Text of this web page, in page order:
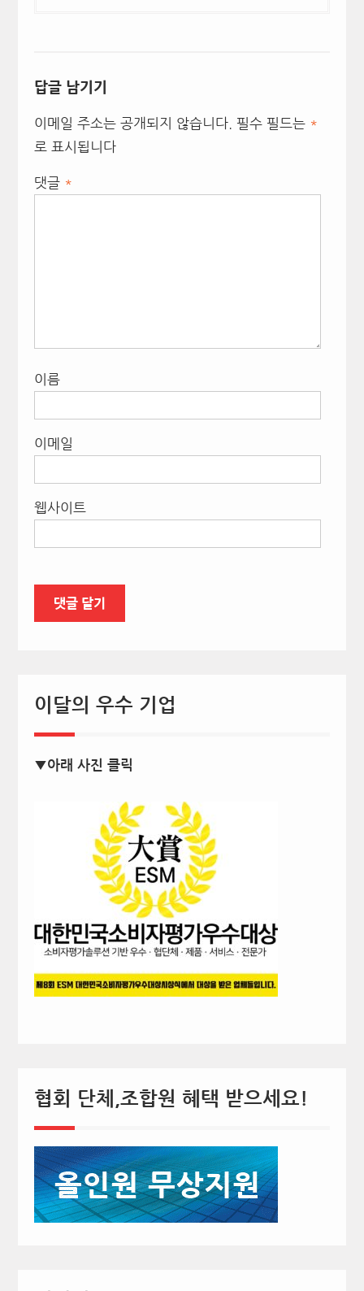
답글 남기기
이메일 주소는 공개되지 않습니다. 필수 필드는 *
로 표시됩니다
댓글 *
이름
이메일
웹사이트
이달의 우수 기업
▼아래 사진 클릭
협회 단체,조합원 혜택 받으세요!